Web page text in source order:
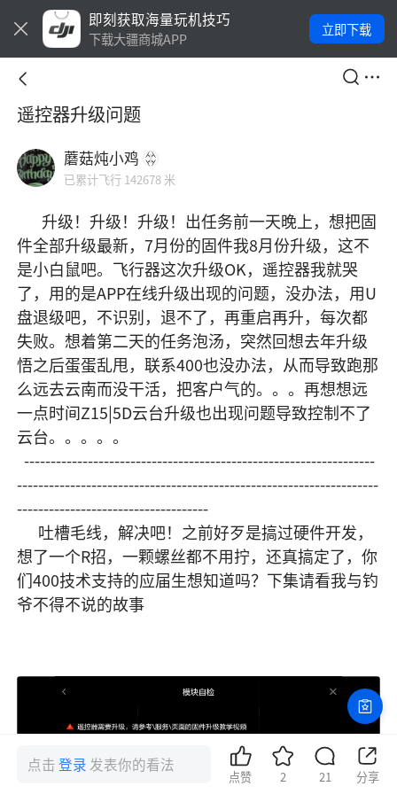
即刻获取海量玩机技巧
下载大疆商城APP
立即下载
遥控器升级问题
蘑菇炖小鸡
已累计飞行 142678 米
件全部升级最新，7月份的固件我8月份升级，这不
是小白鼠吧。飞行器这次升级OK，遥控器我就哭
了，用的是APP在线升级出现的问题，没办法，用U
盘退级吧，不识别，退不了，再重启再升，每次都
失败。想着第二天的任务泡汤，突然回想去年升级
悟之后蛋蛋乱甩，联系400也没办法，从而导致跑那
么远去云南而没干活，把客户气的。。。再想想远
一点时间Z15|5D云台升级也出现问题导致控制不了
云台。。。。。
  ------------------------------------------------------------------
--------------------------------------------------------------------
------------------------------------
想了一个R招，一颗螺丝都不用拧，还真搞定了，你
们400技术支持的应届生想知道吗？下集请看我与钓
爷不得不说的故事
点击登录 发表你的看法
点赞 2 21 分享